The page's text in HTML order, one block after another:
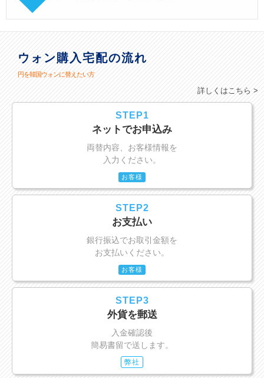
ウォン購入宅配の流れ
円を韓国ウォンに替えたい方
詳しくはこちら >
STEP1
ネットでお申込み
両替内容、お客様情報を
入力ください。
お客様
STEP2
お支払い
銀行振込でお取引金額を
お支払いください。
お客様
STEP3
外貨を郵送
入金確認後
簡易書留で送します。
弊社